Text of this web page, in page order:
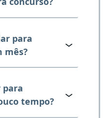
para
mês?
para
tempo?